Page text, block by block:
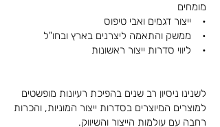
מומחים
• ייצור דגמים ואבי טיפוס
• ממשק והתאמה ליצרנים בארץ ובחו"ל
• ליווי סדרות ייצור ראשונות
לשנינו ניסיון רב שנים בהפיכת רעיונות מופשטים
למוצרים המיוצרים בסדרות ייצור המוניות, והכרות
רחבה עם עולמות הייצור והשיווק.